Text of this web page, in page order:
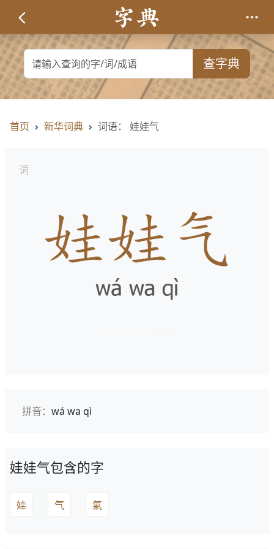
查字典
首页 新华词典 词语： 娃娃气
词
拼音： wá wa qì
娃娃气包含的字
娃 气 氣